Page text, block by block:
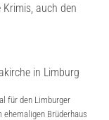
Krimis, auch den
für den Limburger
Brüderhaus